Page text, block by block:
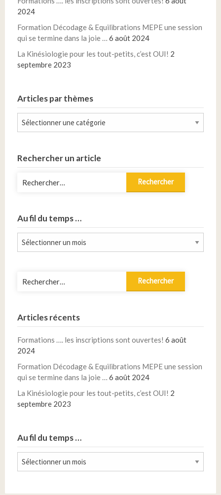
2024
Formation Décodage & Equilibrations MEPE une session
qui se termine dans la joie …
6 août 2024
La Kinésiologie pour les tout-petits, c’est OUI! 2
septembre 2023
Articles par thèmes
Articles
Rechercher un article
Au fil du temps …
Articles récents
Formations …. les inscriptions sont ouvertes! 6 août
2024
Formation Décodage & Equilibrations MEPE une session
qui se termine dans la joie …
6 août 2024
La Kinésiologie pour les tout-petits, c’est OUI! 2
septembre 2023
Au fil du temps …